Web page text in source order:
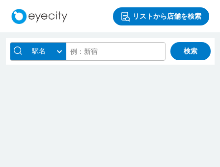
リストから店舗を検索
駅名 検索